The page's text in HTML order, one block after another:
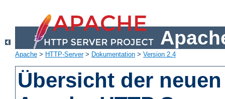
Apache > HTTP-Server> Dokumentation > Version 2.4
Übersicht der